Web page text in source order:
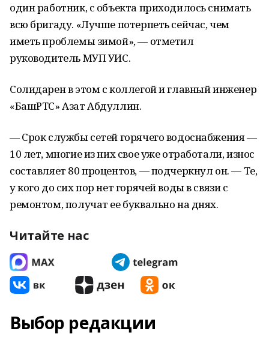
один работник, с объекта приходилось снимать
всю бригаду. «Лучше потерпеть сейчас, чем
иметь проблемы зимой», — отметил
руководитель МУП УИС.
Солидарен в этом с коллегой и главный инженер
«БашРТС» Азат Абдуллин.
— Срок службы сетей горячего водоснабжения —
10 лет, многие из них свое уже отработали, износ
составляет 80 процентов, — подчеркнул он. — Те,
у кого до сих пор нет горячей воды в связи с
ремонтом, получат ее буквально на днях.
Читайте нас
Выбор редакции